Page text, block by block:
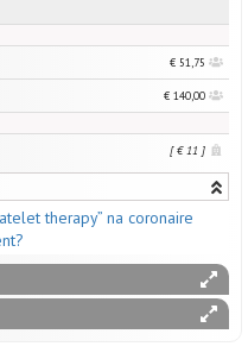
€ 51,75
€ 140,00
[ € 11 ]
therapy” na coronaire